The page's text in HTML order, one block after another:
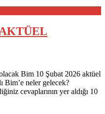
Bim 10 Şubat 2026 aktüel
Bim’e neler gelecek?
cevaplarının yer aldığı 10